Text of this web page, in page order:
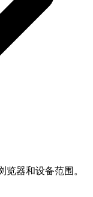
器和设备范围。